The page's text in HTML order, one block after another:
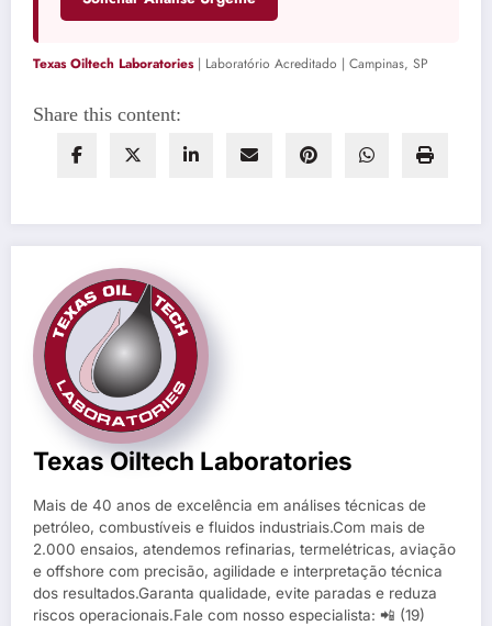
Texas Oiltech Laboratories| Laboratório Acreditado | Campinas, SP
Share this content:
Texas Oiltech Laboratories
Mais de 40 anos de excelência em análises técnicas de
petróleo, combustíveis e fluidos industriais.Com mais de
2.000 ensaios, atendemos refinarias, termelétricas, aviação
e offshore com precisão, agilidade e interpretação técnica
dos resultados.Garanta qualidade, evite paradas e reduza
riscos operacionais.Fale com nosso especialista: 📲 (19)